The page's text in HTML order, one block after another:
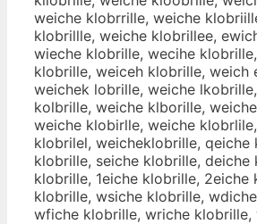
weiche klobrrille, weiche
klobrillle, weiche klobrillee,
wieche klobrille, wecihe
klobrille, weiceh klobrille, weich
weichek lobrille, weiche
kolbrille, weiche klborille,
weiche klobirlle, weiche
klobrilel, weicheklobrille, qeiche
klobrille, seiche klobrille, deiche
klobrille, 1eiche klobrille, 2eiche
klobrille, wsiche klobrille,
wfiche klobrille, wriche klobrille,